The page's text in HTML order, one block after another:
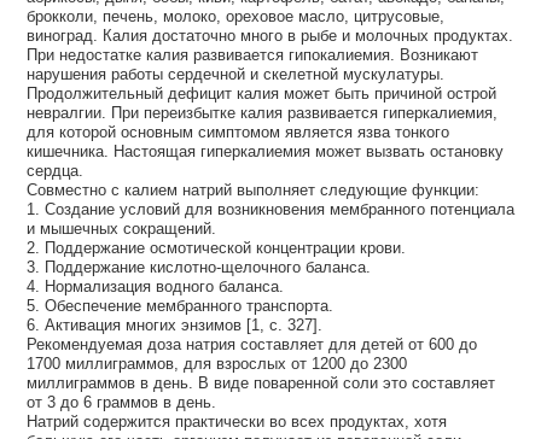
брокколи, печень, молоко, ореховое масло, цитрусовые,
виноград. Калия достаточно много в рыбе и молочных продуктах.
При недостатке калия развивается гипокалиемия. Возникают
нарушения работы сердечной и скелетной мускулатуры.
Продолжительный дефицит калия может быть причиной острой
невралгии. При переизбытке калия развивается гиперкалиемия,
для которой основным симптомом является язва тонкого
кишечника. Настоящая гиперкалиемия может вызвать остановку
сердца.
Совместно с калием натрий выполняет следующие функции:
1. Создание условий для возникновения мембранного потенциала
и мышечных сокращений.
2. Поддержание осмотической концентрации крови.
3. Поддержание кислотно-щелочного баланса.
4. Нормализация водного баланса.
5. Обеспечение мембранного транспорта.
6. Активация многих энзимов [1, с. 327].
Рекомендуемая доза натрия составляет для детей от 600 до
1700 миллиграммов, для взрослых от 1200 до 2300
миллиграммов в день. В виде поваренной соли это составляет
от 3 до 6 граммов в день.
Натрий содержится практически во всех продуктах, хотя